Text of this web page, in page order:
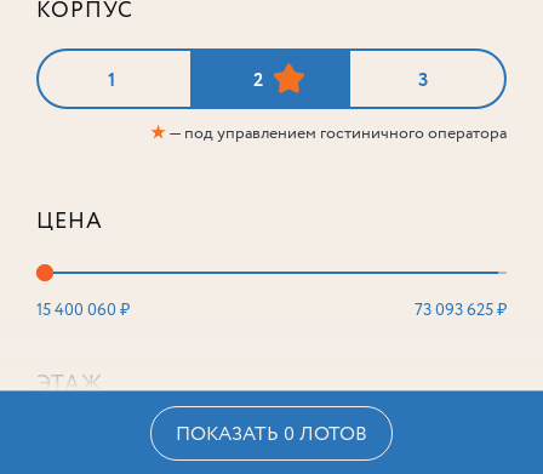
КОРПУС
1 2 3
★— под управлением гостиничного оператора
ЦЕНА
15 400 060 ₽ 73 093 625 ₽
ЭТАЖ
ПОКАЗАТЬ 0 ЛОТОВ